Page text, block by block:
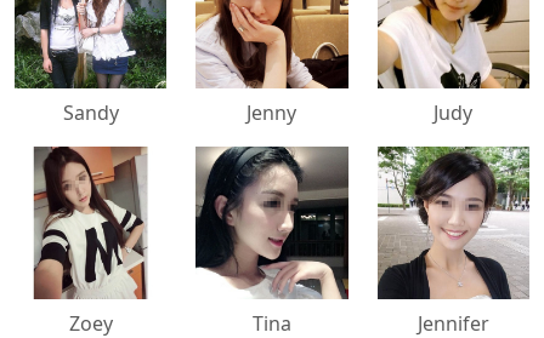
500x500
Sandy
500x500
Jenny
500x500
Judy
500x500
Zoey
500x500
Tina
500x500
Jennifer